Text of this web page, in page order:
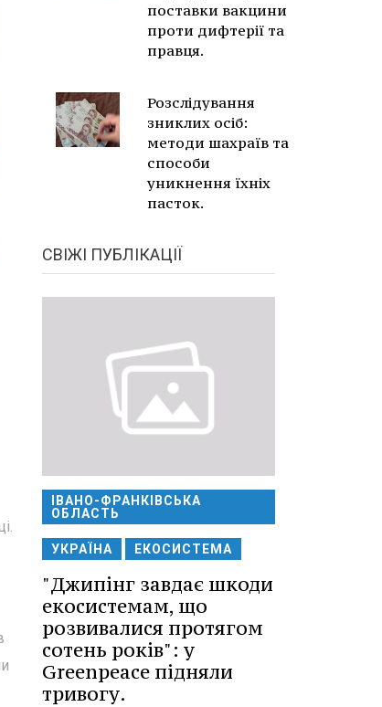
поставки вакцини
проти дифтерії та
правця.
Розслідування
зниклих осіб:
методи шахраїв та
способи
уникнення їхніх
пасток.
СВІЖІ ПУБЛІКАЦІЇ
ІВАНО-ФРАНКІВСЬКА
ОБЛАСТЬ
УКРАЇНА ЕКОСИСТЕМА
"Джипінг завдає шкоди
екосистемам, що
розвивалися протягом
сотень років": у
Greenpeace підняли
тривогу.